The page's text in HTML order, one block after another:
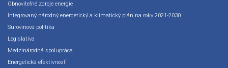
Obnoviteľné zdroje energie
Integrovaný národný energetický a klimatický plán na roky 2021-2030
Surovinová politika
Legislatíva
Medzinárodná spolupráca
Energetická efektívnosť